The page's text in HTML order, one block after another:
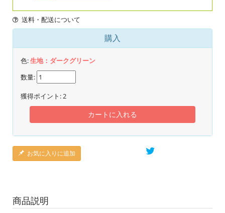
送料・配送について
購入
色:生地：ダークグリーン
数量:
獲得ポイント:2
カートに入れる
お気に入りに追加
商品説明